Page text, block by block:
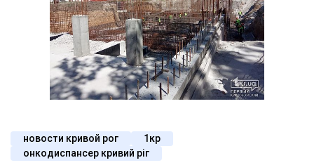
новости кривой рог
1кр
онкодиспансер кривий ріг